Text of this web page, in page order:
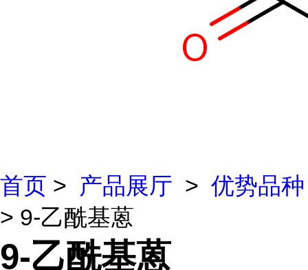
首页 > 产品展厅 > 优势品种
> 9-乙酰基蒽
9-乙酰基蒽